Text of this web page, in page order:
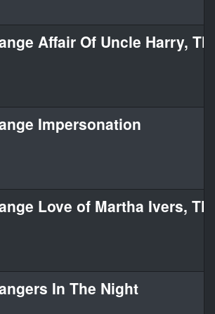
Affair Of Uncle Harry,
Impersonation
Love of Martha Ivers,
In The Night